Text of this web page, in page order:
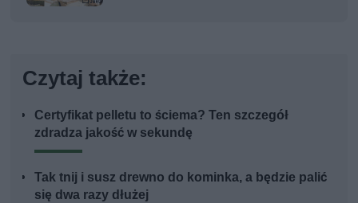
Czytaj także:
Certyfikat pelletu to ściema? Ten szczegół
zdradza jakość w sekundę
Tak tnij i susz drewno do kominka, a będzie palić
się dwa razy dłużej